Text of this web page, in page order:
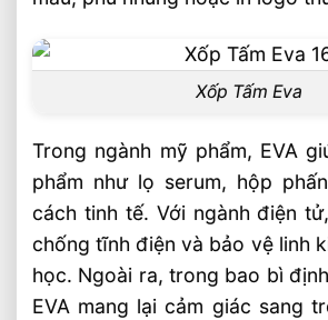
Xốp Tấm Eva
Trong ngành mỹ phẩm, EVA
phẩm như lọ serum, hộp
cách tinh tế. Với ngành điện
chống tĩnh điện và bảo vệ linh
học. Ngoài ra, trong bao bì
EVA mang lại cảm giác sang